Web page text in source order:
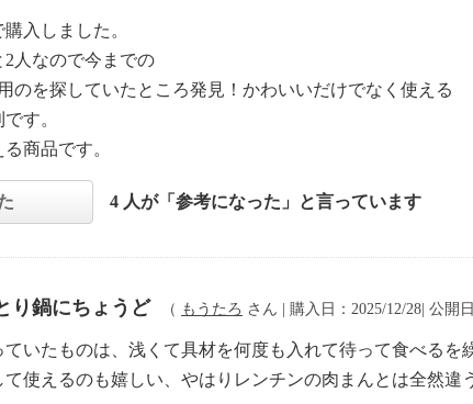
入しました。
人なので今までの
のを探していたところ発見！かわいいだけでなく使える
す。
商品です。
4 人が「参考になった」と言っています
り鍋にちょうど （ もうたろ さん | 購入日：2025/12/28| 公開日
いたものは、浅くて具材を何度も入れて待って食べる
使えるのも嬉しい、やはりレンチンの肉まんとは全然違